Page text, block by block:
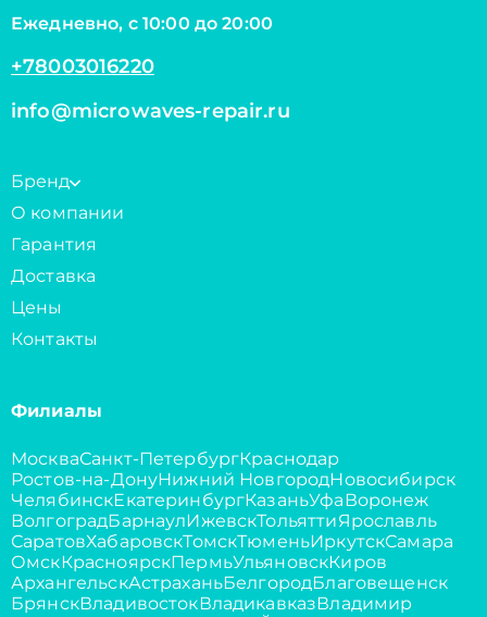
Ежедневно, с 10:00 до 20:00
+78003016220
info@microwaves-repair.ru
Бренд
О компании
Гарантия
Доставка
Цены
Контакты
Филиалы
МоскваСанкт-ПетербургКраснодар
Ростов-на-ДонуНижний НовгородНовосибирск
ЧелябинскЕкатеринбургКазаньУфаВоронеж
ВолгоградБарнаулИжевскТольяттиЯрославль
СаратовХабаровскТомскТюменьИркутскСамара
ОмскКрасноярскПермьУльяновскКиров
АрхангельскАстраханьБелгородБлаговещенск
БрянскВладивостокВладикавказВладимир